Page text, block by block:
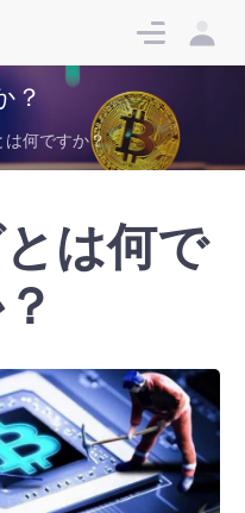
サイン
イン
アップ
？
は何ですか？
は何で